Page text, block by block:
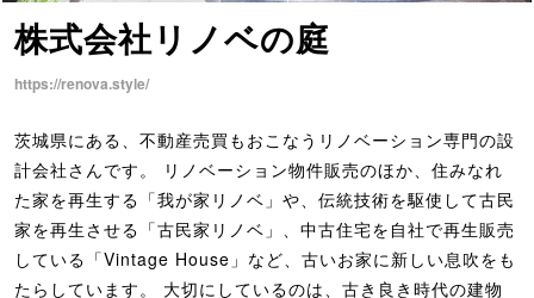
株式会社リノベの庭
https://renova.style/
茨城県にある、不動産売買もおこなうリノベーション専門の設
計会社さんです。 リノベーション物件販売のほか、住みなれ
た家を再生する「我が家リノベ」や、伝統技術を駆使して古民
家を再生させる「古民家リノベ」、中古住宅を自社で再生販売
している「Vintage House」など、古いお家に新しい息吹をも
たらしています。 大切にしているのは、古き良き時代の建物